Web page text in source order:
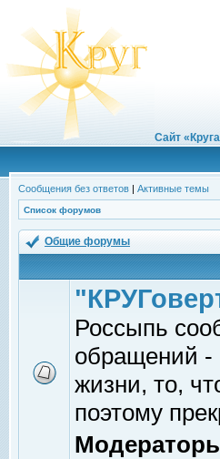
Сайт
Сообщения без ответов | Активные темы
Список форумов
Общие форумы
Россыпь
обращений -
жизни, то,
поэтому